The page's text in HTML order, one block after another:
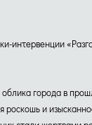
интервенции
города в
роскошь и